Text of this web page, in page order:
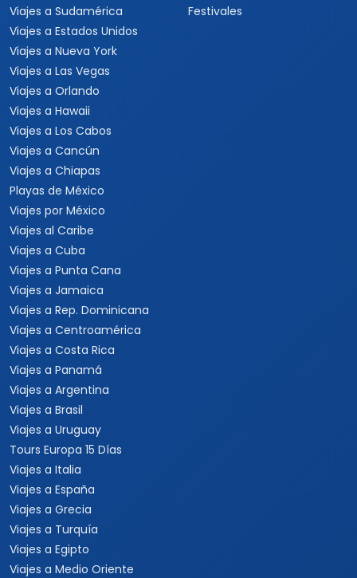
Viajes a Sudamérica
Viajes a Estados Unidos
Viajes a Nueva York
Viajes a Las Vegas
Viajes a Orlando
Viajes a Hawaii
Viajes a Los Cabos
Viajes a Cancún
Viajes a Chiapas
Playas de México
Viajes por México
Viajes al Caribe
Viajes a Cuba
Viajes a Punta Cana
Viajes a Jamaica
Viajes a Rep. Dominicana
Viajes a Centroamérica
Viajes a Costa Rica
Viajes a Panamá
Viajes a Argentina
Viajes a Brasil
Viajes a Uruguay
Tours Europa 15 Días
Viajes a Italia
Viajes a España
Viajes a Grecia
Viajes a Turquía
Viajes a Egipto
Viajes a Medio Oriente
Festivales